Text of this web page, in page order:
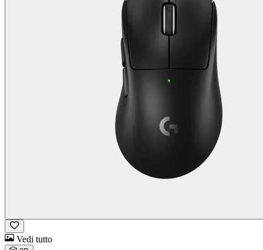
Vedi tutto